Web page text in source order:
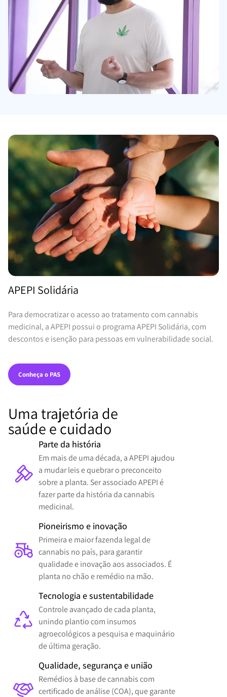
APEPI Solidária
Para democratizar o acesso ao tratamento com cannabis
medicinal, a APEPI possui o programa APEPI Solidária, com
descontos e isenção para pessoas em vulnerabilidade social.
Conheça o PAS
Uma trajetória de
saúde e cuidado
Parte da história
Em mais de uma década, a APEPI ajudou
a mudar leis e quebrar o preconceito
sobre a planta. Ser associado APEPI é
fazer parte da história da cannabis
medicinal.
Pioneirismo e inovação
Primeira e maior fazenda legal de
cannabis no país, para garantir
qualidade e inovação aos associados. É
planta no chão e remédio na mão.
Tecnologia e sustentabilidade
Controle avançado de cada planta,
unindo plantio com insumos
agroecológicos a pesquisa e maquinário
de última geração.
Qualidade, segurança e união
Remédios à base de cannabis com
certificado de análise (COA), que garante